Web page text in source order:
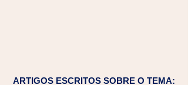
ARTIGOS ESCRITOS SOBRE O TEMA: